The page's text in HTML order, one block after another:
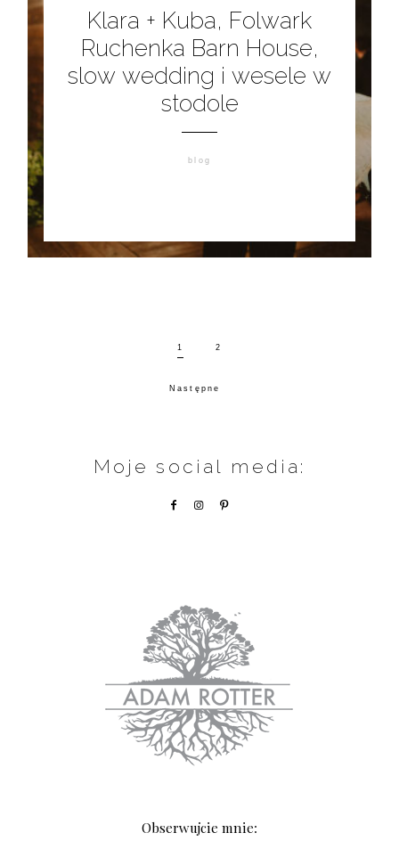
Klara + Kuba, Folwark
Ruchenka Barn House,
slow wedding i wesele w
stodole
blog
1 2
Następne
Moje social media:
Obserwujcie mnie: